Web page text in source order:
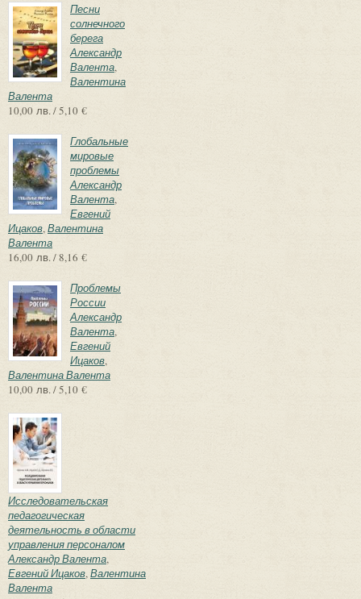
Песни
солнечного
берега
Александр
Валента,
Валентина
Валента
10,00 лв. / 5,10 €
Глобальные
мировые
проблемы
Александр
Валента,
Евгений
Ицаков,Валентина
Валента
16,00 лв. / 8,16 €
Проблемы
России
Александр
Валента,
Евгений
Ицаков,
Валентина Валента
10,00 лв. / 5,10 €
Исследовательская
педагогическая
деятельность в области
управления персоналом
Александр Валента,
Евгений Ицаков,Валентина
Валента